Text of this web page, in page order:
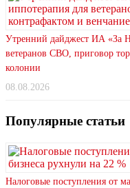
Утренний дайджест ИА «За
ветеранов СВО, приговор
колонии
08.08.2026
Популярные статьи
Налоговые поступления от